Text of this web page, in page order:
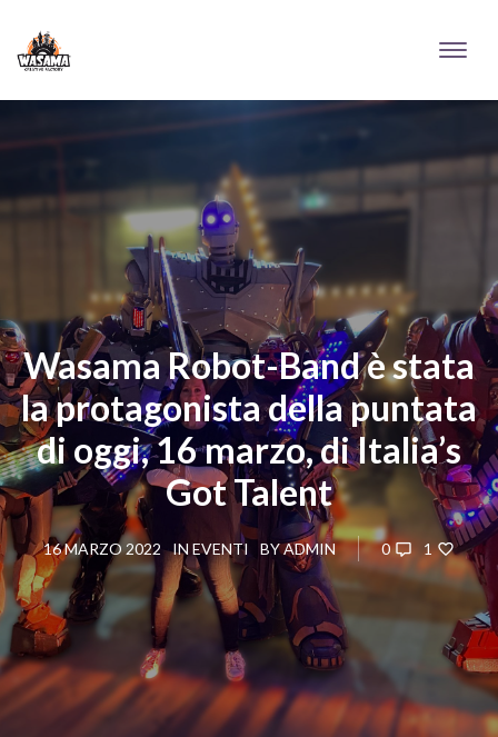
Wasama Robot-Band è stata
la protagonista della puntata
di oggi, 16 marzo, di Italia’s
Got Talent
16 MARZO 2022 IN EVENTI BYADMIN 0 1